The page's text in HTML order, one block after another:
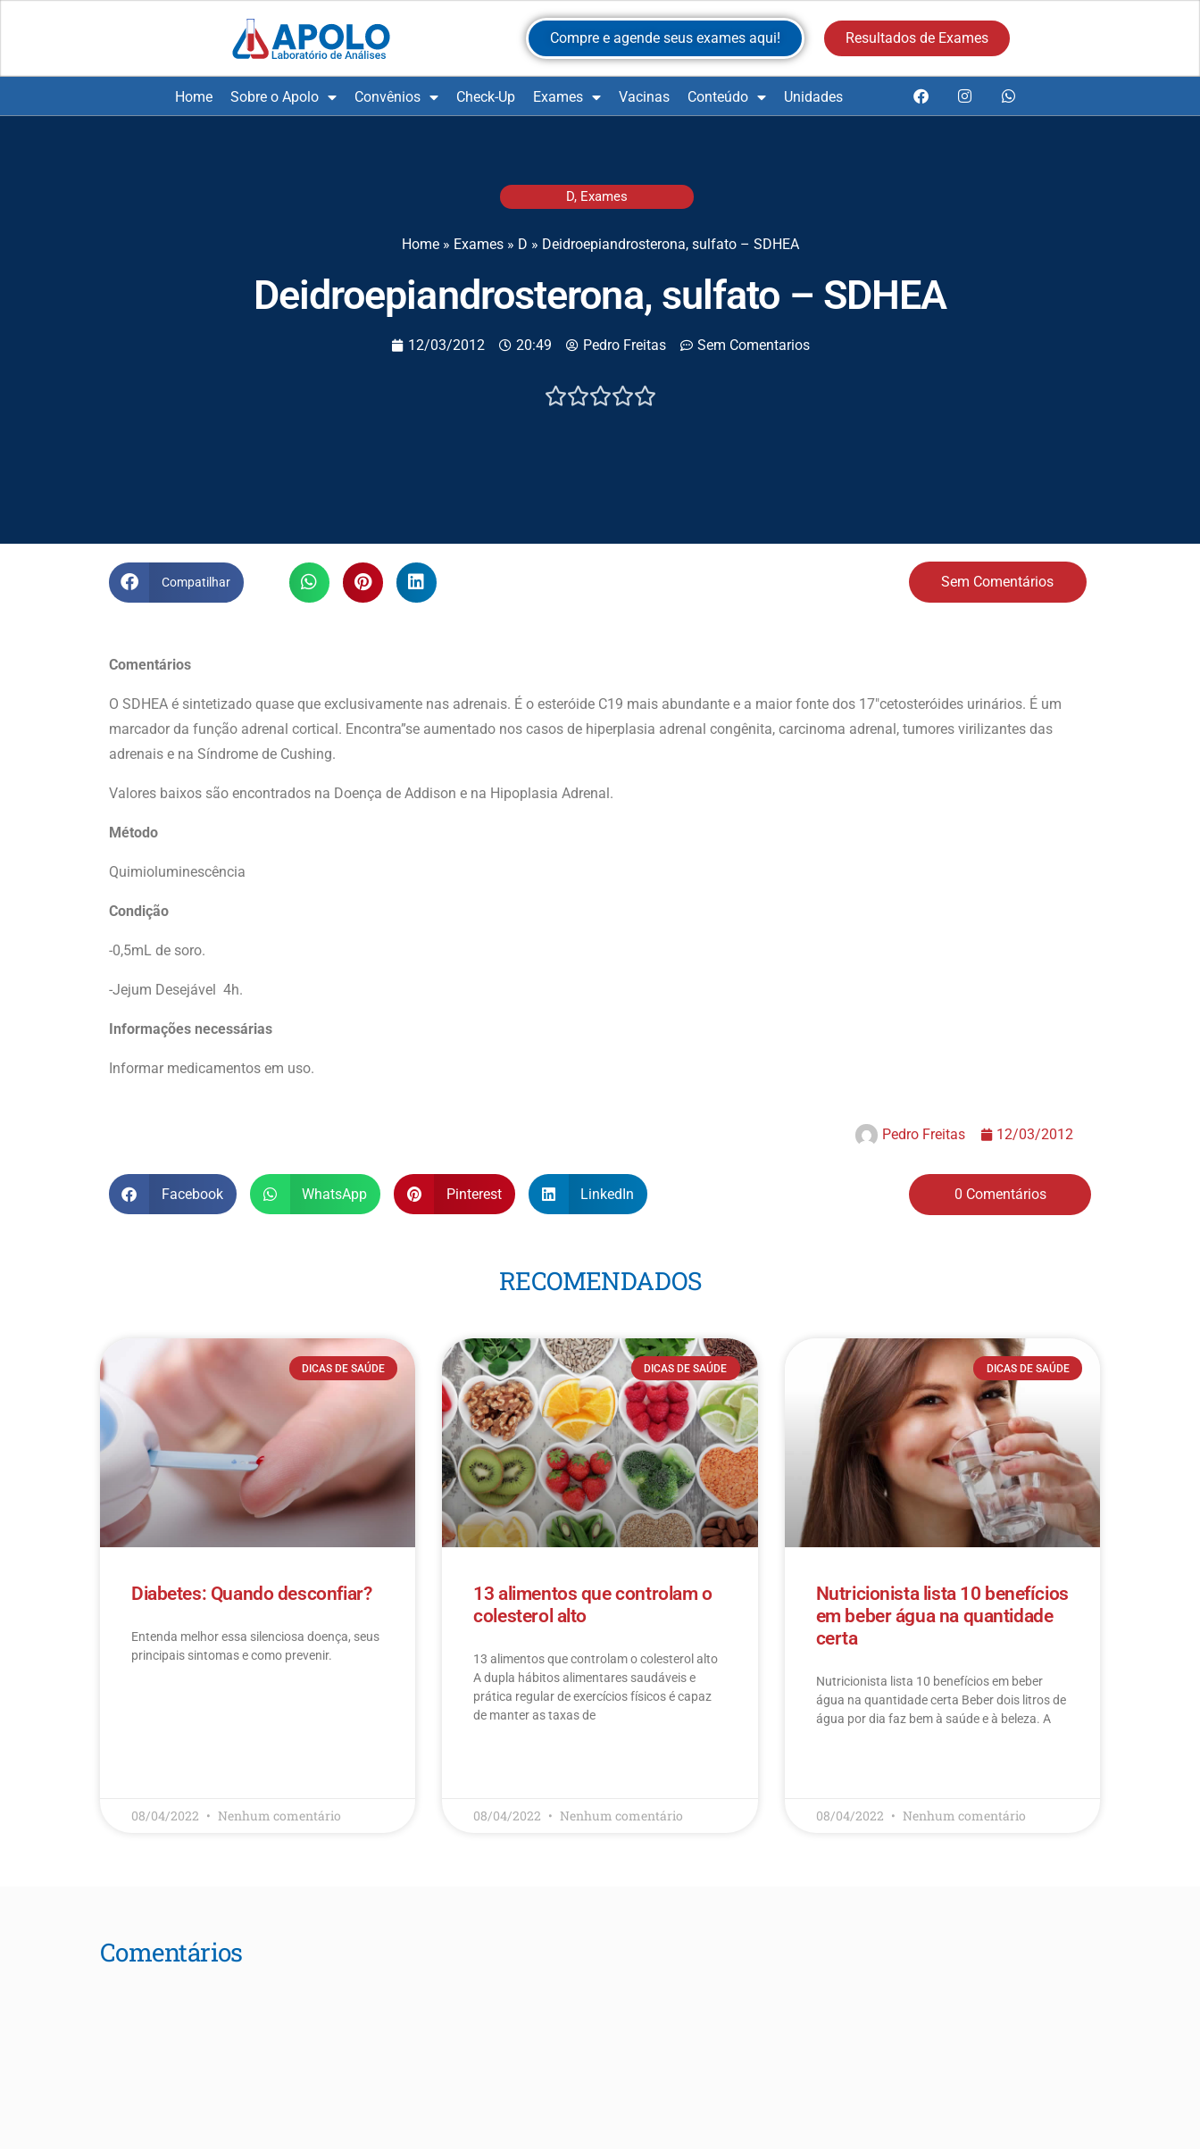
Compre e agende seus exames aqui! Resultados de Exames
Home Sobre o Apolo Convênios Check-Up Exames Vacinas Conteúdo Unidades
D, Exames
Home» Exames» D » Deidroepiandrosterona, sulfato – SDHEA
Deidroepiandrosterona, sulfato – SDHEA
12/03/2012 20:49 Pedro Freitas Sem Comentarios

Compatilhar Sem Comentários
Comentários
O SDHEA é sintetizado quase que exclusivamente nas adrenais. É o esteróide C19 mais abundante e a maior fonte dos 17″cetosteróides urinários. É um
marcador da função adrenal cortical. Encontra”se aumentado nos casos de hiperplasia adrenal congênita, carcinoma adrenal, tumores virilizantes das
adrenais e na Síndrome de Cushing.
Valores baixos são encontrados na Doença de Addison e na Hipoplasia Adrenal.
Método
Quimioluminescência
Condição
-0,5mL de soro.
-Jejum Desejável 4h.
Informações necessárias
Informar medicamentos em uso.
Pedro Freitas 12/03/2012
Facebook WhatsApp Pinterest LinkedIn 0 Comentários
RECOMENDADOS
DICAS DE SAÚDE
Diabetes: Quando desconfiar?
Entenda melhor essa silenciosa doença, seus
principais sintomas e como prevenir.
08/04/2022 Nenhum comentário
DICAS DE SAÚDE
13 alimentos que controlam o
colesterol alto
13 alimentos que controlam o colesterol alto​
A dupla hábitos alimentares saudáveis e
prática regular de exercícios físicos é capaz
de manter as taxas de
08/04/2022 Nenhum comentário
DICAS DE SAÚDE
Nutricionista lista 10 benefícios
em beber água na quantidade
certa
Nutricionista lista 10 benefícios em beber
água na quantidade certa Beber dois litros de
água por dia faz bem à saúde e à beleza. A
08/04/2022 Nenhum comentário
Comentários